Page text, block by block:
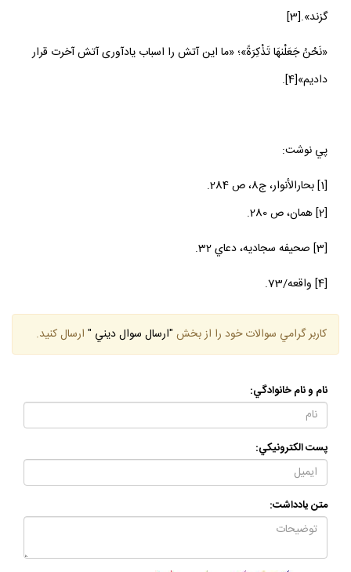
‏گزند».[3]
«نَحْنُ جَعَلْنهَا تَذْكِرَةً»؛ «ما اين آتش را اسباب يادآورى آتش آخرت قرار
داديم»[4].
پي نوشت:
[1] بحارالأنوار، ج8، ص 284.
[2] همان، ص 280.
[3] صحيفه سجاديه، دعاي 32.
[4] واقعه/73.
كاربر گرامي سوالات خود را از بخش "ارسال سوال ديني " ارسال كنيد.
نام و نام خانوادگي:
پست الكترونيكي:
متن يادداشت: